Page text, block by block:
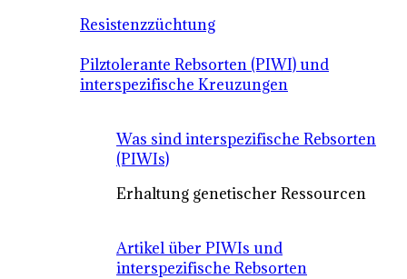
Resistenzzüchtung
Pilztolerante Rebsorten (PIWI) und
interspezifische Kreuzungen
Was sind interspezifische Rebsorten
(PIWIs)
Erhaltung genetischer Ressourcen
Artikel über PIWIs und
interspezifische Rebsorten